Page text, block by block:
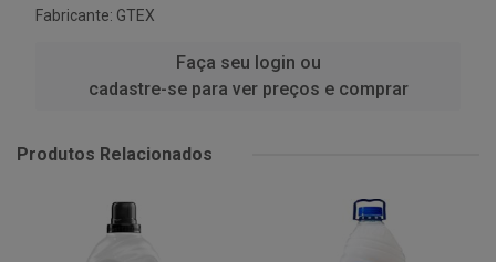
Fabricante: GTEX
Faça seu login ou
cadastre-se para ver preços e comprar
Produtos Relacionados